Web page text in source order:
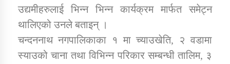
कार्यक्रम कार्यान्वयन एकाई जुम्लाको सुचना
उद्यमीहरुलाई भिन्न भिन्न कार्यक्रम मार्फत समेट्न
थालिएको उनले बताइन् ।
चन्दननाथ नगपालिकाका १ मा च्याउखेति, २ वडामा
स्याउको चाना तथा विभिन्न परिकार सम्बन्धी तालिम, ३